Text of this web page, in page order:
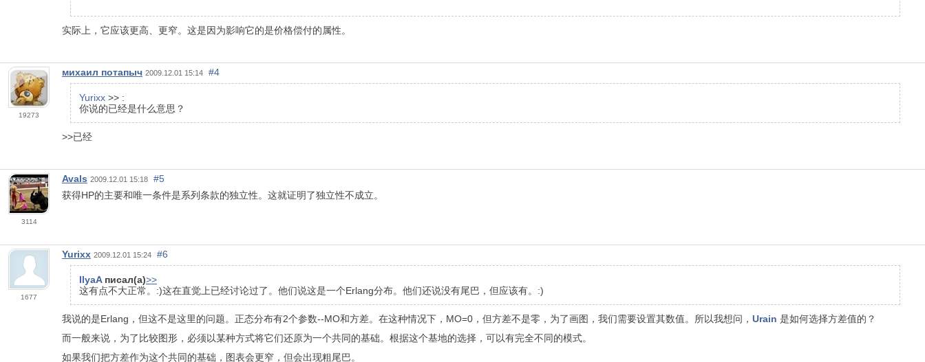
实际上，它应该更高、更窄。这是因为影响它的是价格偿付的属性。
19273
михаил потапыч 2009.12.01 15:14 #4
Yurixx >> :
你说的已经是什么意思？
>>已经
3114
Avals 2009.12.01 15:18
#5
获得HP的主要和唯一条件是系列条款的独立性。这就证明了独立性不成立。
1677
Yurixx 2009.12.01 15:24 #6
IlyaAписал(а)>>
这有点不大正常。:)这在直觉上已经讨论过了。他们说这是一个Erlang分布。他们还说没有尾巴，但应该有。:)
我说的是Erlang，但这不是这里的问题。正态分布有2个参数--MO和方差。在这种情况下，MO=0，但方差不是零，为了画图，我们需要设置其数值。所以我想问， Urain 是如何选择方差值的？
而一般来说，为了比较图形，必须以某种方式将它们还原为一个共同的基础。根据这个基地的选择，可以有完全不同的模式。
如果我们把方差作为这个共同的基础，图表会更窄，但会出现粗尾巴。